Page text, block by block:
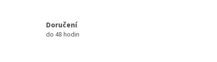
Doručení
do 48 hodin